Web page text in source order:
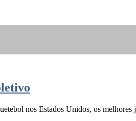
nos Estados Unidos, os melhores